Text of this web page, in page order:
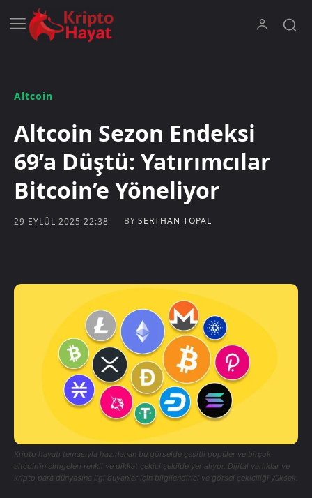
Altcoin
Altcoin Sezon Endeksi
69’a Düştü: Yatırımcılar
Bitcoin’e Yöneliyor
29 EYLÜL 2025 22:38 BY SERTHAN TOPAL
Kripto hayatı temasıyla hazırlanan bu görselde çeşitli popüler ve birçok
altcoin'in simgeleri renkli ve dikkat çekici şekilde yer alıyor. Dijital varlıklar ve
kripto para dünyasına ilgi duyanlar için bilgilendirici ve görsel çekiciliği yüksek.